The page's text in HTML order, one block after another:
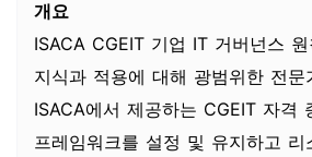
개요
ISACA CGEIT 기업 IT 거버넌스
지식과 적용에 대해 광범위한 전문
ISACA에서 제공하는 CGEIT 자격
프레임워크를 설정 및 유지하고 리